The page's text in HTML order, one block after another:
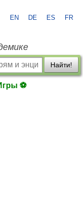
EN DE ES FR
Найти!
⚽